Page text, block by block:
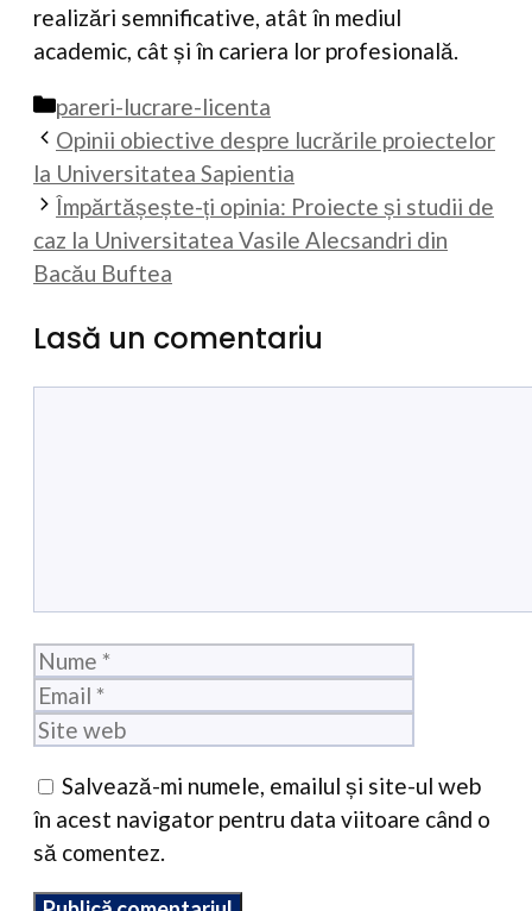
realizări semnificative, atât în mediul
academic, cât și în cariera lor profesională.
Categorii
pareri-lucrare-licenta
Opinii obiective despre lucrările proiectelor
la Universitatea Sapientia
Împărtășește-ți opinia: Proiecte și studii de
caz la Universitatea Vasile Alecsandri din
Bacău Buftea
Lasă un comentariu
Nume
Salvează-mi numele, emailul și site-ul web
în acest navigator pentru data viitoare când o
să comentez.